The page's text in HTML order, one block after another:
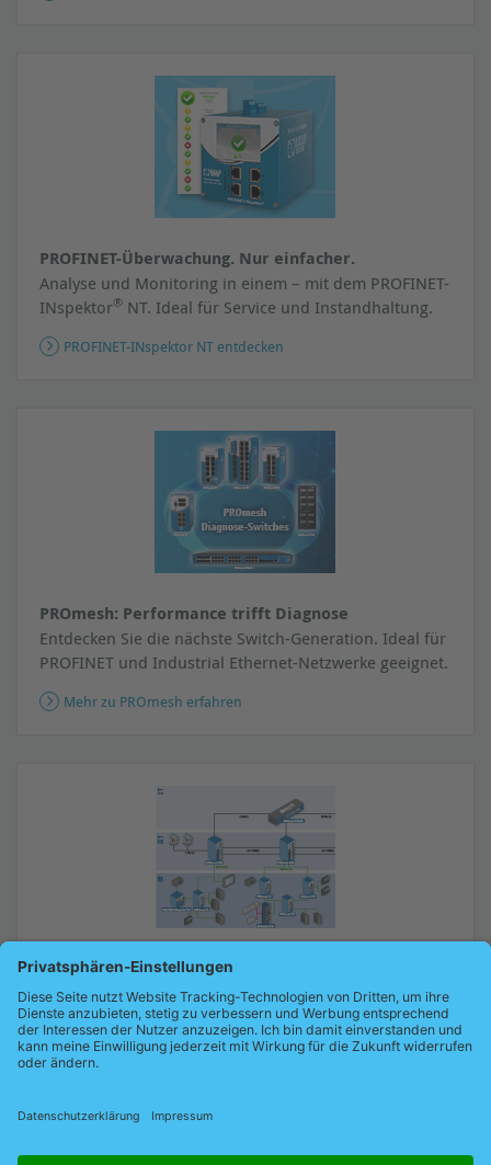
PROFINET-Überwachung. Nur einfacher.
Analyse und Monitoring in einem – mit dem PROFINET-
INspektor® NT. Ideal für Service und Instandhaltung.
PROFINET-INspektor NT entdecken
PROmesh: Performance trifft Diagnose
Entdecken Sie die nächste Switch-Generation. Ideal für
PROFINET und Industrial Ethernet-Netzwerke geeignet.
Mehr zu PROmesh erfahren
Netzwerkplanung: Beratung & Konzeption
Ob Neu- oder Bestandsanlage: Wir sorgen für stabile
Industrienetzwerke, die zu Ihren Anforderungen
passen.